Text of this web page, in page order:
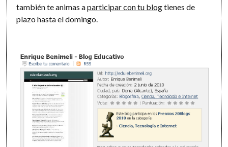
también te animas aparticipar con tu blogtienes de
plazo hasta el domingo.